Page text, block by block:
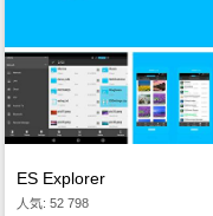
ES Explorer
人気: 52 798